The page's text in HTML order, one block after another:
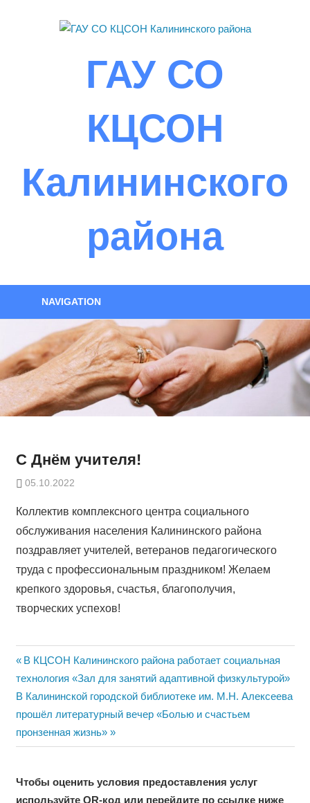
ГАУ СО
КЦСОН
Калининского
района
NAVIGATION
С Днём учителя!
05.10.2022
Коллектив комплексного центра социального
обслуживания населения Калининского района
поздравляет учителей, ветеранов педагогического
труда с профессиональным праздником! Желаем
крепкого здоровья, счастья, благополучия,
творческих успехов!
Навигация
по
записям
Previous
Post:
В КЦСОН Калининского района работает социальная
технология «Зал для занятий адаптивной физкультурой»
Next
Post:
В Калининской городской библиотеке им. М.Н. Алексеева
прошёл литературный вечер «Болью и счастьем
пронзенная жизнь»
Чтобы оценить условия предоставления услуг
используйте QR-код или перейдите по ссылке ниже